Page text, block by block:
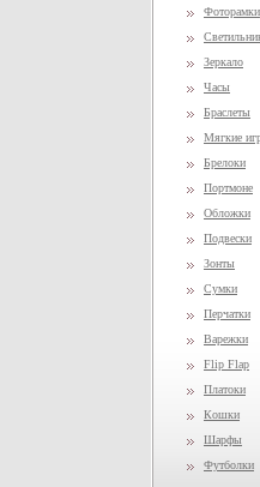
Фоторамки
Зеркало
Часы
Браслеты
Мягкие
Брелоки
Портмоне
Обложки
Подвески
Зонты
Сумки
Перчатки
Варежки
Flip Flap
Платоки
Кошки
Шарфы
Футболки